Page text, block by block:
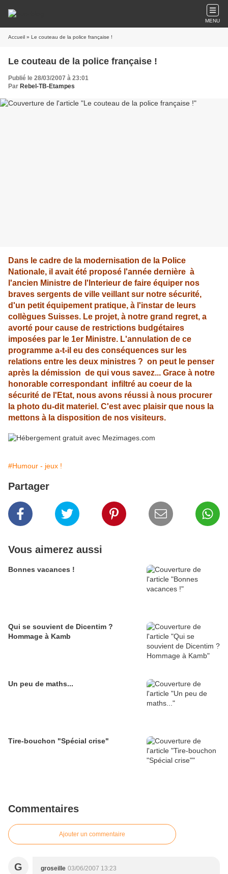
MENU
Accueil » Le couteau de la police française !
Le couteau de la police française !
Publié le 28/03/2007 à 23:01
Par Rebel-TB-Etampes
Dans le cadre de la modernisation de la Police
Nationale, il avait été proposé l'année dernière à
l'ancien Ministre de l'Interieur de faire équiper nos
braves sergents de ville veillant sur notre sécurité,
d'un petit équipement pratique, à l'instar de leurs
collègues Suisses. Le projet, à notre grand regret, a
avorté pour cause de restrictions budgétaires
imposées par le 1er Ministre. L'annulation de ce
programme a-t-il eu des conséquences sur les
relations entre les deux ministres ? on peut le penser
après la démission de qui vous savez... Grace à notre
honorable correspondant infiltré au coeur de la
sécurité de l'Etat, nous avons réussi à nous procurer
la photo du-dit materiel. C'est avec plaisir que nous la
mettons à la disposition de nos visiteurs.
#Humour - jeux !
Partager
Vous aimerez aussi
Bonnes vacances !
Qui se souvient de Dicentim ?
Hommage à Kamb
Un peu de maths...
Tire-bouchon "Spécial crise"
Commentaires
Ajouter un commentaire
G groseille 03/06/2007 13:23